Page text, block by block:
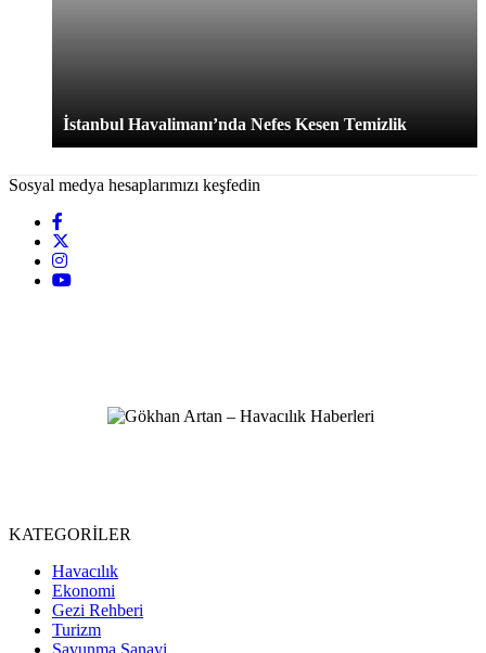
İstanbul Havalimanı’nda Nefes Kesen Temizlik
Sosyal medya hesaplarımızı keşfedin
KATEGORİLER
Havacılık
Ekonomi
Gezi Rehberi
Turizm